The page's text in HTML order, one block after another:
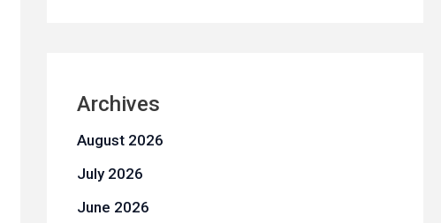
Archives
August 2026
July 2026
June 2026